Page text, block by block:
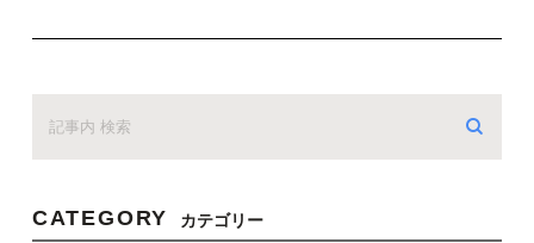
CATEGORY カテゴリー